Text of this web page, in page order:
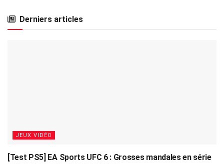
Derniers articles
JEUX VIDÉO
[Test PS5] EA Sports UFC 6 : Grosses mandales en série